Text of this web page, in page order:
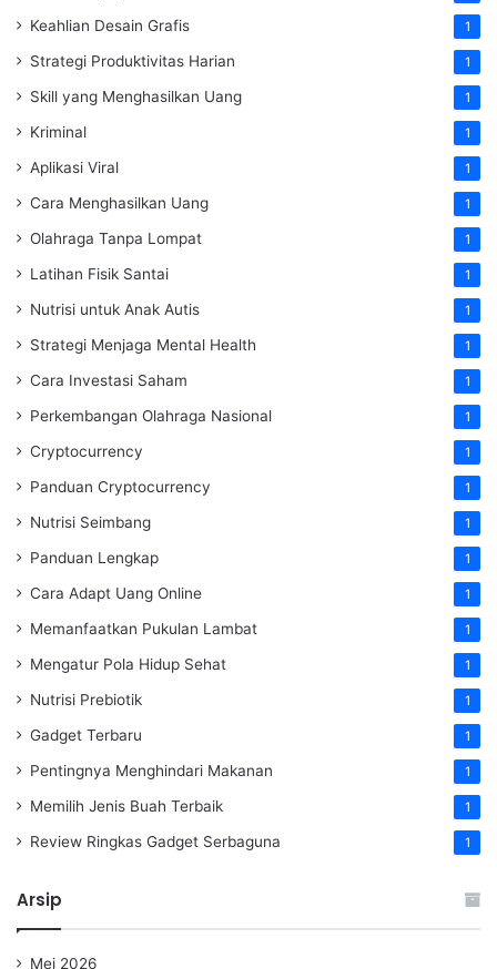
Keahlian Desain Grafis 1
Strategi Produktivitas Harian 1
Skill yang Menghasilkan Uang 1
Kriminal 1
Aplikasi Viral 1
Cara Menghasilkan Uang 1
Olahraga Tanpa Lompat 1
Latihan Fisik Santai 1
Nutrisi untuk Anak Autis 1
Strategi Menjaga Mental Health 1
Cara Investasi Saham 1
Perkembangan Olahraga Nasional 1
Cryptocurrency 1
Panduan Cryptocurrency 1
Nutrisi Seimbang 1
Panduan Lengkap 1
Cara Adapt Uang Online 1
Memanfaatkan Pukulan Lambat 1
Mengatur Pola Hidup Sehat 1
Nutrisi Prebiotik 1
Gadget Terbaru 1
Pentingnya Menghindari Makanan 1
Memilih Jenis Buah Terbaik 1
Review Ringkas Gadget Serbaguna 1
Arsip
Mei 2026